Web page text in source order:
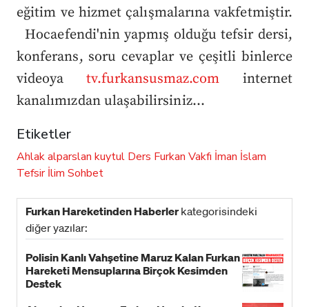
eğitim ve hizmet çalışmalarına vakfetmiştir.
Hocaefendi'nin yapmış olduğu tefsir dersi,
konferans, soru cevaplar ve çeşitli binlerce
videoyatv.furkansusmaz.com internet
kanalımızdan ulaşabilirsiniz...
Etiketler
Ahlakalparslan kuytul Ders Furkan Vakfı İman İslam
Tefsir İlim Sohbet
Furkan Hareketinden Haberlerkategorisindeki
diğer yazılar:
Polisin Kanlı Vahşetine Maruz Kalan Furkan
Hareketi Mensuplarına Birçok Kesimden
Destek